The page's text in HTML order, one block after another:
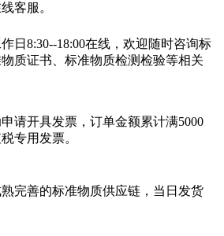
客服。
日8:30--18:00在线，欢迎随时咨询标
质证书、标准物质检测检验等相关
请开具发票，订单金额累计满5000
专用发票。
完善的标准物质供应链，当日发货